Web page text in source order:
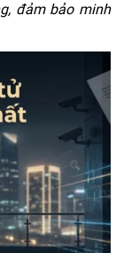
đảm bảo minh